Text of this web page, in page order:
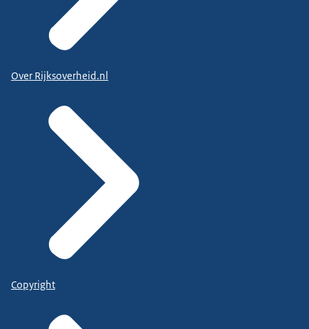
Over Rijksoverheid.nl
Copyright